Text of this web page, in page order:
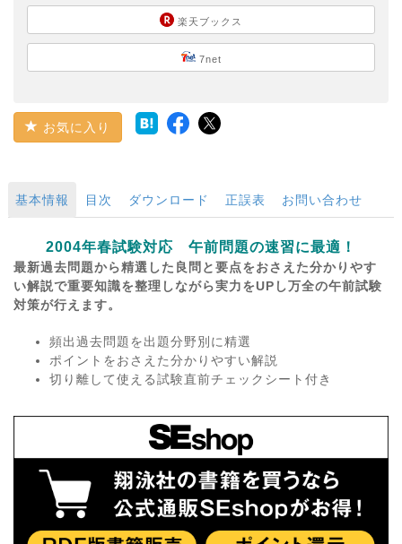
楽天ブックス
7net
お気に入り
基本情報 目次 ダウンロード 正誤表 お問い合わせ
2004年春試験対応 午前問題の速習に最適！
最新過去問題から精選した良問と要点をおさえた分かりやす
い解説で重要知識を整理しながら実力をUPし万全の午前試験
対策が行えます。
頻出過去問題を出題分野別に精選
ポイントをおさえた分かりやすい解説
切り離して使える試験直前チェックシート付き